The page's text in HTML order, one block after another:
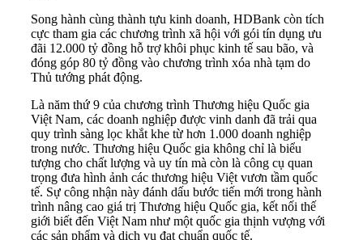
Song hành cùng thành tựu kinh doanh, HDBank còn tích
cực tham gia các chương trình xã hội với gói tín dụng ưu
đãi 12.000 tỷ đồng hỗ trợ khôi phục kinh tế sau bão, và
đóng góp 80 tỷ đồng vào chương trình xóa nhà tạm do
Thủ tướng phát động.
Là năm thứ 9 của chương trình Thương hiệu Quốc gia
Việt Nam, các doanh nghiệp được vinh danh đã trải qua
quy trình sàng lọc khắt khe từ hơn 1.000 doanh nghiệp
trong nước. Thương hiệu Quốc gia không chỉ là biểu
tượng cho chất lượng và uy tín mà còn là công cụ quan
trọng đưa hình ảnh các thương hiệu Việt vươn tầm quốc
tế. Sự công nhận này đánh dấu bước tiến mới trong hành
trình nâng cao giá trị Thương hiệu Quốc gia, kết nối thế
giới biết đến Việt Nam như một quốc gia thịnh vượng với
các sản phẩm và dịch vụ đạt chuẩn quốc tế.